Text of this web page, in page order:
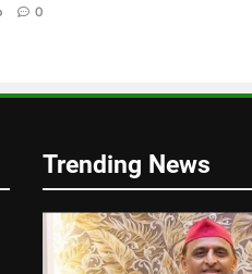
0
Trending News